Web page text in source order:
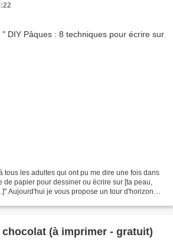
tous les adultes qui ont pu me dire une fois dans
de papier pour dessiner ou écrire sur [ta peau,
Aujourd'hui je vous propose un tour d'horizon
(à imprimer - gratuit)